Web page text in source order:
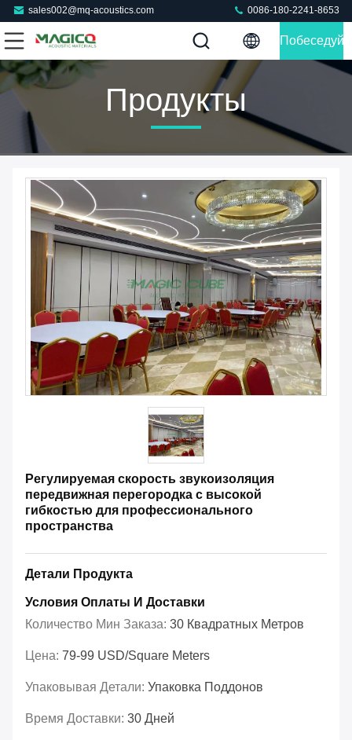
sales002@mq-acoustics.com 0086-180-2241-8653
Продукты
Регулируемая скорость звукоизоляция
передвижная перегородка с высокой
гибкостью для профессионального
пространства
Детали Продукта
Условия Оплаты И Доставки
Количество Мин Заказа: 30 Квадратных Метров
Цена: 79-99 USD/Square Meters
Упаковывая Детали: Упаковка Поддонов
Время Доставки: 30 Дней